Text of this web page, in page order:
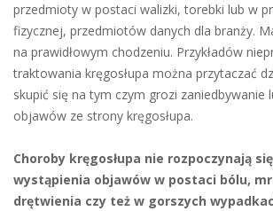
przedmioty w postaci walizki, torebki lub w
fizycznej, przedmiotów danych dla branży.
na prawidłowym chodzeniu. Przykładów
traktowania kręgosłupa można przytaczać
skupić się na tym czym grozi zaniedbywanie
objawów ze strony kręgosłupa.
Choroby kręgosłupa nie rozpoczynają
wystąpienia objawów w postaci bólu,
drętwienia czy też w gorszych